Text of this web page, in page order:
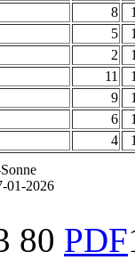
8
5
2
11
9
6
4
01-2026
80 PDF